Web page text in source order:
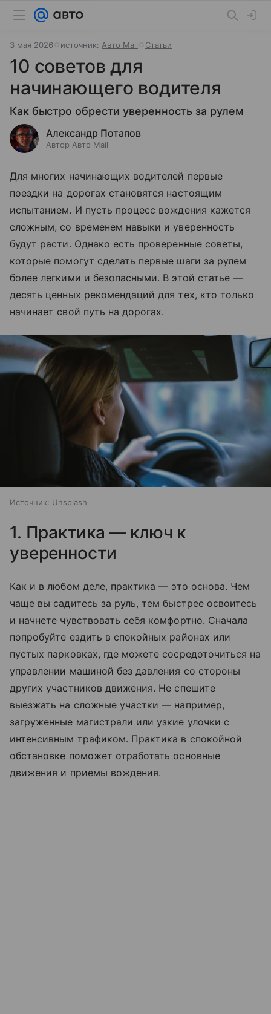
3 мая 2026 источник: Авто Mail Статьи
10 советов для
начинающего водителя
Как быстро обрести уверенность за рулем
Александр Потапов
Автор Авто Mail
Для многих начинающих водителей первые
поездки на дорогах становятся настоящим
испытанием. И пусть процесс вождения кажется
сложным, со временем навыки и уверенность
будут расти. Однако есть проверенные советы,
которые помогут сделать первые шаги за рулем
более легкими и безопасными. В этой статье —
десять ценных рекомендаций для тех, кто только
начинает свой путь на дорогах.
Источник: Unsplash
1. Практика — ключ к
уверенности
Как и в любом деле, практика — это основа. Чем
чаще вы садитесь за руль, тем быстрее освоитесь
и начнете чувствовать себя комфортно. Сначала
попробуйте ездить в спокойных районах или
пустых парковках, где можете сосредоточиться на
управлении машиной без давления со стороны
других участников движения. Не спешите
выезжать на сложные участки — например,
загруженные магистрали или узкие улочки с
интенсивным трафиком. Практика в спокойной
обстановке поможет отработать основные
движения и приемы вождения.